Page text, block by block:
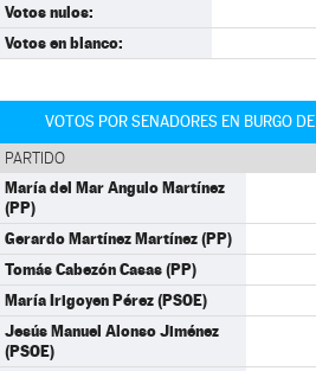
Votos nulos:
Votos en blanco:
VOTOS POR SENADORES EN BURGO
PARTIDO
María del Mar Angulo Martínez
(PP)
Gerardo Martínez Martínez (PP)
Tomás Cabezón Casas (PP)
María Irigoyen Pérez (PSOE)
Jesús Manuel Alonso Jiménez
(PSOE)